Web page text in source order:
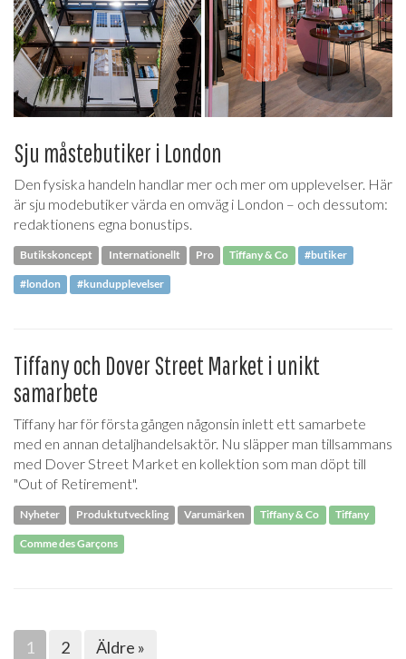
Sju måstebutiker i London
Den fysiska handeln handlar mer och mer om upplevelser. Här
är sju modebutiker värda en omväg i London – och dessutom:
redaktionens egna bonustips.
Butikskoncept Internationellt Pro Tiffany & Co #butiker
#london #kundupplevelser
Tiffany och Dover Street Market i unikt
samarbete
Tiffany har för första gången någonsin inlett ett samarbete
med en annan detaljhandelsaktör. Nu släpper man tillsammans
med Dover Street Market en kollektion som man döpt till
"Out of Retirement".
Nyheter Produktutveckling Varumärken Tiffany & Co Tiffany
Comme des Garçons
1 2 Äldre »